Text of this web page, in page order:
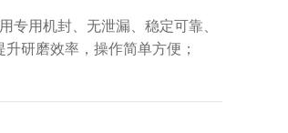
用机封、无泄漏、稳定可靠、
研磨效率，操作简单方便；